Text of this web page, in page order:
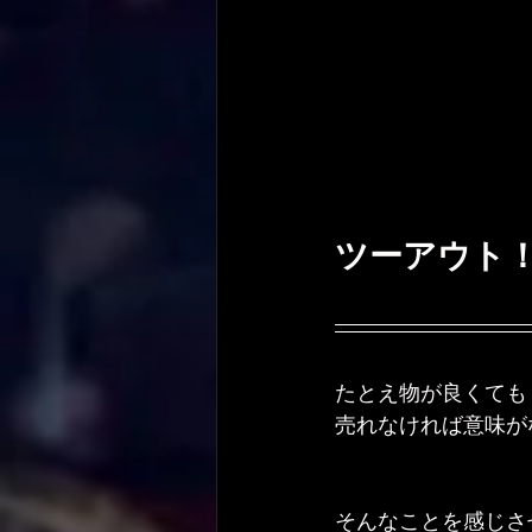
ツーアウト
たとえ物が良くても
売れなければ意味が
そんなことを感じさ